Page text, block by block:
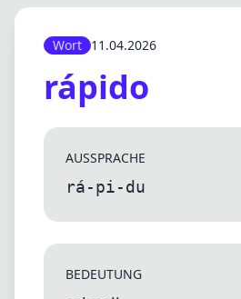
Wort 11.04.2026
rápido
AUSSPRACHE
rá-pi-du
BEDEUTUNG